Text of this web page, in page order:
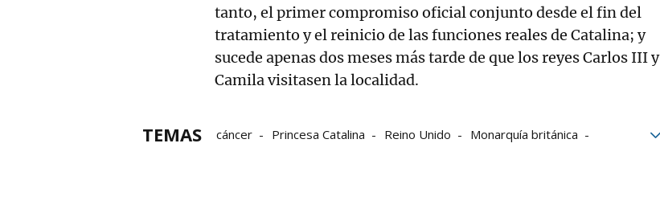
tanto, el primer compromiso oficial conjunto desde el fin del
tratamiento y el reinicio de las funciones reales de Catalina; y
sucede apenas dos meses más tarde de que los reyes Carlos III y
Camila visitasen la localidad.
TEMAS cáncer Princesa Catalina Reino Unido
Monarquía británica